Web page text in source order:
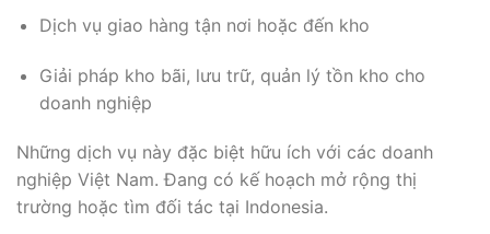
Dịch vụ giao hàng tận nơi hoặc đến kho
Giải pháp kho bãi, lưu trữ, quản lý tồn kho cho
doanh nghiệp
Những dịch vụ này đặc biệt hữu ích với các doanh
nghiệp Việt Nam. Đang có kế hoạch mở rộng thị
trường hoặc tìm đối tác tại Indonesia.